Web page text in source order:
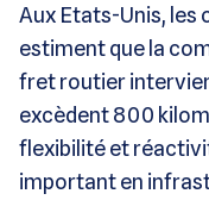
Aux Etats-Unis,
estiment que la
fret routier
excèdent 800
flexibilité et
important en